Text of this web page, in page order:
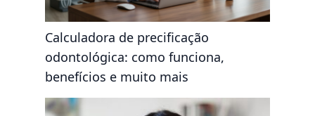
Calculadora de precificação
odontológica: como funciona,
benefícios e muito mais